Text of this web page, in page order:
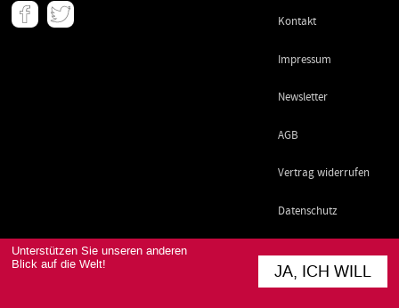
Unterstützen Sie unseren anderen
Blick auf die Welt!
JA, ICH WILL
Meta
- Kontakt
Impressum
Newsletter
AGB
Vertrag widerrufen
Datenschutz